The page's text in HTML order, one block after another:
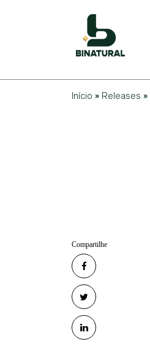
Início » Releases »
Compartilhe